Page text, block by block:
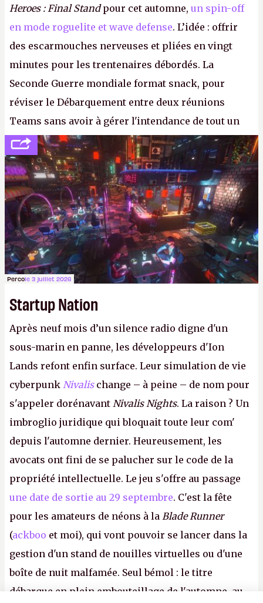
Heroes : Final Standpour cet automne, un spin-off
en mode roguelite et wave defense. L’idée : offrir
des escarmouches nerveuses et pliées en vingt
minutes pour les trentenaires débordés. La
Seconde Guerre mondiale format snack, pour
réviser le Débarquement entre deux réunions
Teams sans avoir à gérer l'intendance de tout un
continent. Pauvre ackboo, après avoir uriné sur ses
bottes, Relic vient donc de déféquer dans son
casque.P.
Percole 3 juillet 2026
Startup Nation
Après neuf mois d’un silence radio digne d'un
sous-marin en panne, les développeurs d'Ion
Lands refont enfin surface. Leur simulation de vie
cyberpunk Nivalis change – à peine – de nom pour
s'appeler dorénavant Nivalis Nights. La raison ? Un
imbroglio juridique qui bloquait toute leur com'
depuis l'automne dernier. Heureusement, les
avocats ont fini de se palucher sur le code de la
propriété intellectuelle. Le jeu s'offre au passage
une date de sortie au 29 septembre. C'est la fête
pour les amateurs de néons à la Blade Runner
(ackboo et moi), qui vont pouvoir se lancer dans la
gestion d'un stand de nouilles virtuelles ou d'une
boîte de nuit malfamée. Seul bémol : le titre
débarque en plein embouteillage de l'automne, au